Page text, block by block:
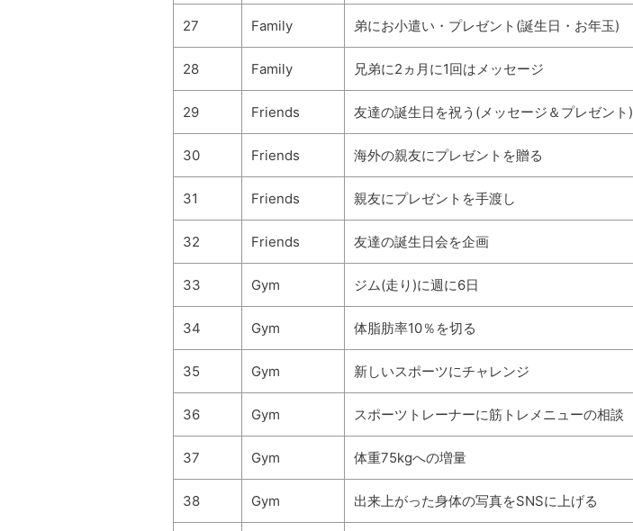
27 Family 弟にお小遣い・プレゼント(誕生日・お年玉)
28 Family 兄弟に2ヵ月に1回はメッセージ
29 Friends 友達の誕生日を祝う(メッセージ＆プレゼント)
30 Friends 海外の親友にプレゼントを贈る
31 Friends 親友にプレゼントを手渡し
32 Friends 友達の誕生日会を企画
33 Gym ジム(走り)に週に6日
34 Gym 体脂肪率10％を切る
35 Gym 新しいスポーツにチャレンジ
36 Gym スポーツトレーナーに筋トレメニューの相談
37 Gym 体重75kgへの増量
38 Gym 出来上がった身体の写真をSNSに上げる